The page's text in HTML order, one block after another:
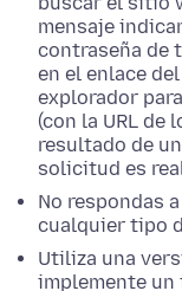
mensaje
contraseña de
en el enlace
explorador
(con la URL de
resultado de
solicitud es
No respondas
cualquier tipo
Utiliza una
implemente